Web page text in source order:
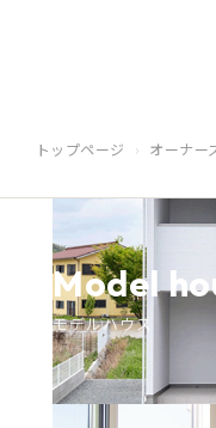
トップページ オーナー
Model
モデルハウス